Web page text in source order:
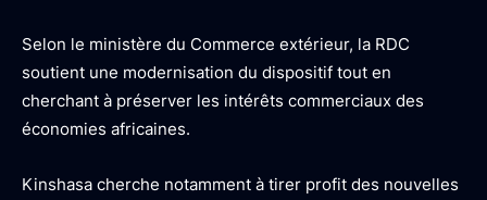
Selon le ministère du Commerce extérieur, la RDC
soutient une modernisation du dispositif tout en
cherchant à préserver les intérêts commerciaux des
économies africaines.
Kinshasa cherche notamment à tirer profit des nouvelles